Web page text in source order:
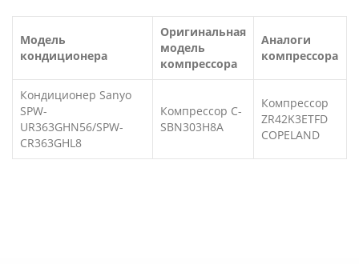
Модель
кондиционера
Оригинальная
модель
компрессора
Аналоги
компрессора
Кондиционер Sanyo
SPW-
UR363GHN56/SPW-
CR363GHL8
Компрессор C-
SBN303H8A
Компрессор
ZR42K3ETFD
COPELAND